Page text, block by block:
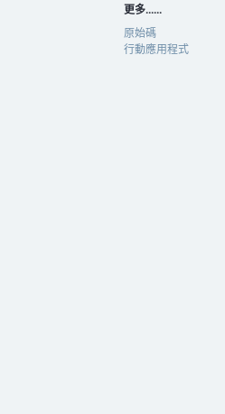
更多......
原始碼
行動應用程式